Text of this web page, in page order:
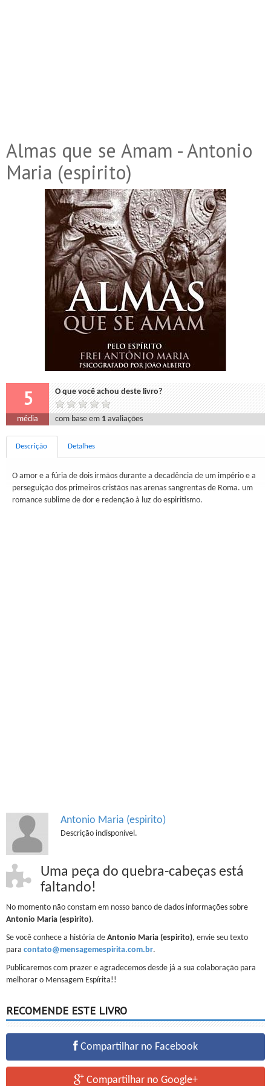
Almas que se Amam - Antonio
Maria (espirito)
5 O que você achou deste livro?
média com base em 1 avaliações
Descrição Detalhes
O amor e a fúria de dois irmãos durante a decadência de um império e a
perseguição dos primeiros cristãos nas arenas sangrentas de Roma. um
romance sublime de dor e redenção à luz do espiritismo.
Antonio Maria (espirito)
Descrição indisponível.
Uma peça do quebra-cabeças está
faltando!
No momento não constam em nosso banco de dados informações sobre
Antonio Maria (espirito).
Se você conhece a história de Antonio Maria (espirito), envie seu texto
para contato@mensagemespirita.com.br.
Publicaremos com prazer e agradecemos desde já a sua colaboração para
melhorar o Mensagem Espírita!!
RECOMENDE ESTE LIVRO
Compartilhar no Facebook
Compartilhar no Google+